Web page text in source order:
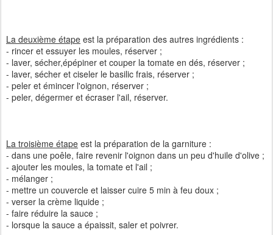
La deuxième étape est la préparation des autres ingrédients :
- rincer et essuyer les moules, réserver ;
- laver, sécher,épépiner et couper la tomate en dés, réserver ;
- laver, sécher et ciseler le basilic frais, réserver ;
- peler et émincer l'oignon, réserver ;
- peler, dégermer et écraser l'ail, réserver.
La troisième étape est la préparation de la garniture :
- dans une poêle, faire revenir l'oignon dans un peu d'huile d'olive ;
- ajouter les moules, la tomate et l'ail ;
- mélanger ;
- mettre un couvercle et laisser cuire 5 min à feu doux ;
- verser la crème liquide ;
- faire réduire la sauce ;
- lorsque la sauce a épaissit, saler et poivrer.